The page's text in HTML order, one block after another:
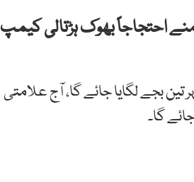
احتجاجاً بھوک ہڑتالی کیمپ
بجے لگایا جائے گا، آج علامتی
گا۔